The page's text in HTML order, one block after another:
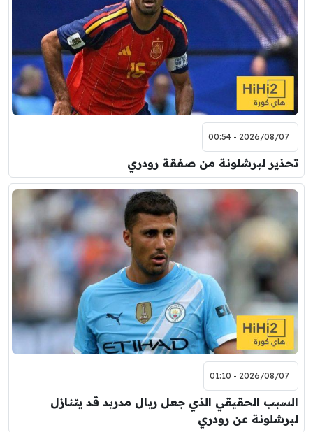
2026/08/07 - 00:54
تحذير لبرشلونة من صفقة رودري
2026/08/07 - 01:10
السبب الحقيقي الذي جعل ريال مدريد قد يتنازل
لبرشلونة عن رودري